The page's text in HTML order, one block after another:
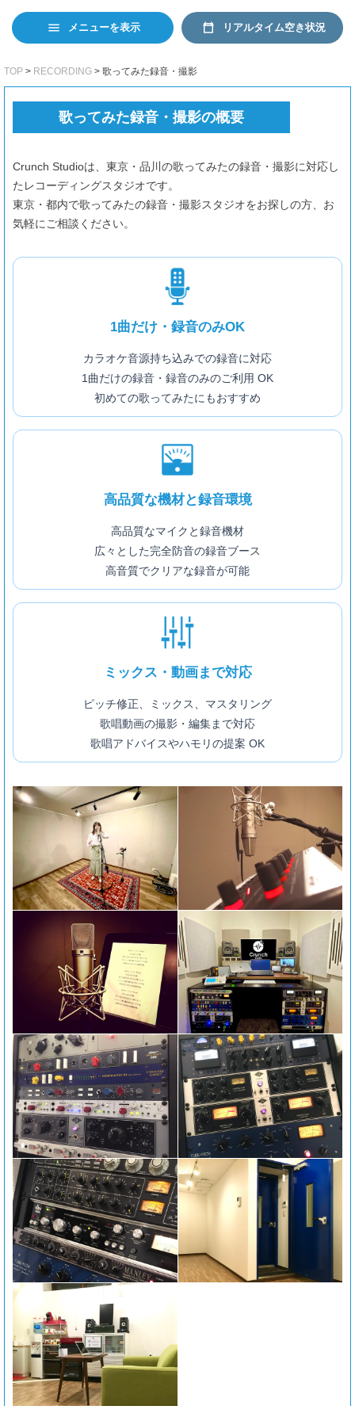
日本語 EN
メニューを表示 リアルタイム空き状況
TOP RECORDING 歌ってみた録音・撮影
歌ってみた録音・撮影の概要
Crunch Studioは、東京・品川の歌ってみたの録音・撮影に対応し
たレコーディングスタジオです。
東京・都内で歌ってみたの録音・撮影スタジオをお探しの方、お
気軽にご相談ください。
1曲だけ・録音のみOK
カラオケ音源持ち込みでの録音に対応
1曲だけの録音・録音のみのご利用 OK
初めての歌ってみたにもおすすめ
高品質な機材と録音環境
高品質なマイクと録音機材
広々とした完全防音の録音ブース
高音質でクリアな録音が可能
ミックス・動画まで対応
ピッチ修正、ミックス、マスタリング
歌唱動画の撮影・編集まで対応
歌唱アドバイスやハモリの提案 OK